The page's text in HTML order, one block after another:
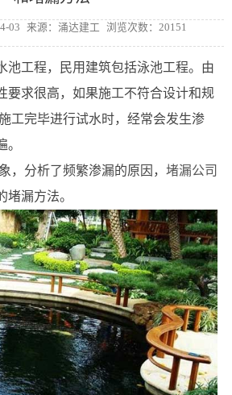
03 来源：涌达建工 浏览次数：20151
池工程，民用建筑包括泳池工程。由
要求很高，如果施工不符合设计和规
工完毕进行试水时，经常会发生渗
，分析了频繁渗漏的原因， 堵漏公司
堵漏方法。